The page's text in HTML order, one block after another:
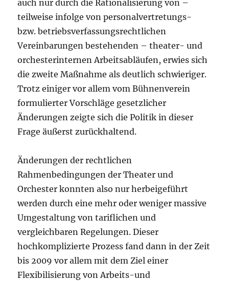
auch nur durch die Rationalisierung von –
teilweise infolge von personalvertretungs-
bzw. betriebsverfassungsrechtlichen
Vereinbarungen bestehenden – theater- und
orchesterinternen Arbeitsabläufen, erwies sich
die zweite Maßnahme als deutlich schwieriger.
Trotz einiger vor allem vom Bühnenverein
formulierter Vorschläge gesetzlicher
Änderungen zeigte sich die Politik in dieser
Frage äußerst zurückhaltend.
Änderungen der rechtlichen
Rahmenbedingungen der Theater und
Orchester konnten also nur herbeigeführt
werden durch eine mehr oder weniger massive
Umgestaltung von tariflichen und
vergleichbaren Regelungen. Dieser
hochkomplizierte Prozess fand dann in der Zeit
bis 2009 vor allem mit dem Ziel einer
Flexibilisierung von Arbeits-und